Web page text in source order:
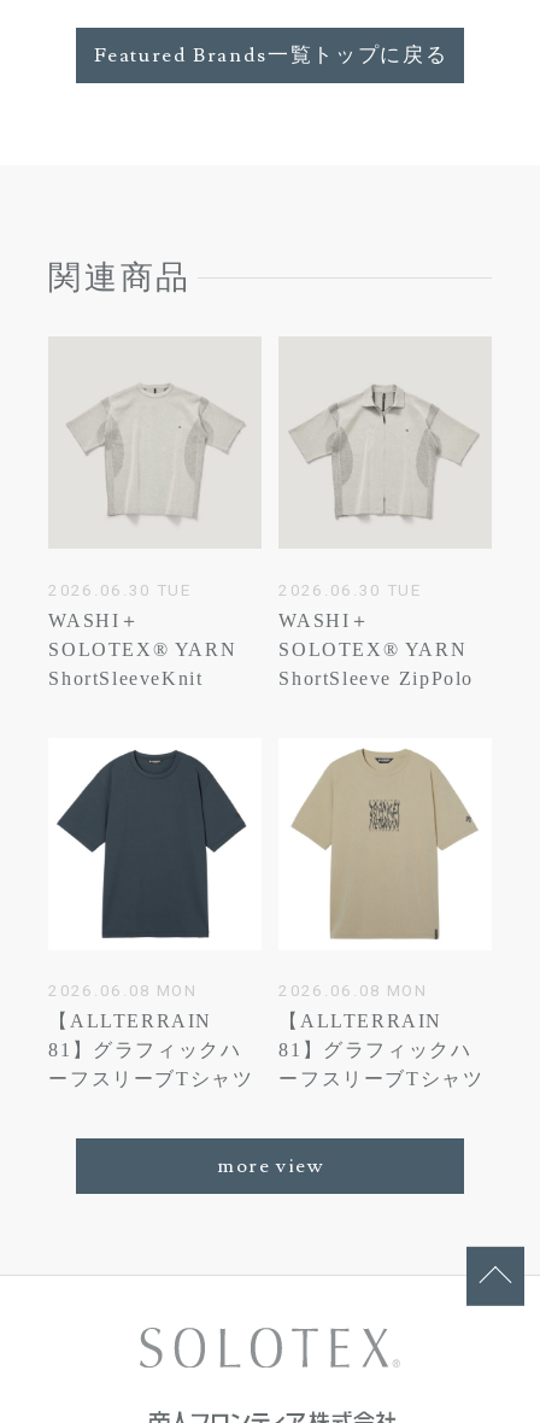
Featured Brands一覧トップに戻る
関連商品
2026.06.30 TUE
WASHI＋
SOLOTEX® YARN
ShortSleeveKnit
2026.06.30 TUE
WASHI＋
SOLOTEX® YARN
ShortSleeve ZipPolo
2026.06.08 MON
【ALLTERRAIN
81】グラフィックハ
ーフスリーブTシャツ
2026.06.08 MON
【ALLTERRAIN
81】グラフィックハ
ーフスリーブTシャツ
more view